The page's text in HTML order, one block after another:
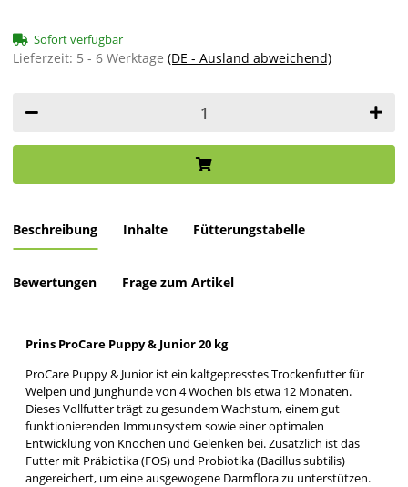
Sofort verfügbar
Lieferzeit: 5 - 6 Werktage (DE - Ausland abweichend)
Beschreibung Inhalte Fütterungstabelle
Bewertungen Frage zum Artikel
Prins ProCare Puppy & Junior 20 kg
ProCare Puppy & Junior ist ein kaltgepresstes Trockenfutter für
Welpen und Junghunde von 4 Wochen bis etwa 12 Monaten.
Dieses Vollfutter trägt zu gesundem Wachstum, einem gut
funktionierenden Immunsystem sowie einer optimalen
Entwicklung von Knochen und Gelenken bei. Zusätzlich ist das
Futter mit Präbiotika (FOS) und Probiotika (Bacillus subtilis)
angereichert, um eine ausgewogene Darmflora zu unterstützen.